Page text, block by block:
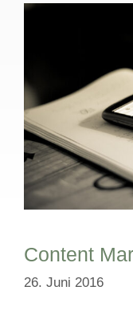
Content
26. Juni 2016